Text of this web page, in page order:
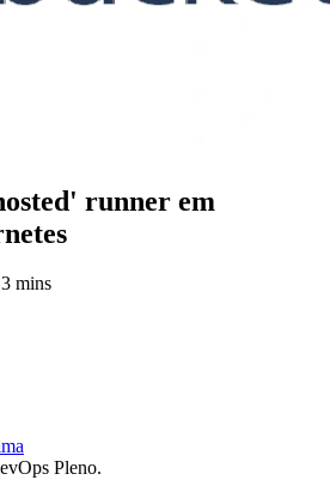
runner em
3 mins
Pleno.